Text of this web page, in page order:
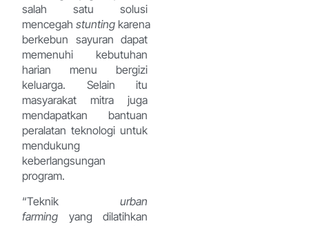
salah satu solusi
mencegahstuntingkarena
berkebun sayuran dapat
memenuhi kebutuhan
harian menu bergizi
keluarga. Selain itu
masyarakat mitra juga
mendapatkan bantuan
peralatan teknologi untuk
mendukung
keberlangsungan
program.
“Teknik urban
farming yang dilatihkan